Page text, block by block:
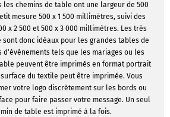
les chemins de table ont une largeur de 500
mesure 500 x 1 500 millimètres, suivi des
x 2 500 et 500 x 3 000 millimètres. Les très
sont donc idéaux pour les grandes tables de
d'événements tels que les mariages ou les
peuvent être imprimés en format portrait
du textile peut être imprimée. Vous
votre logo discrètement sur les bords ou
pour faire passer votre message. Un seul
de table est imprimé à la fois.